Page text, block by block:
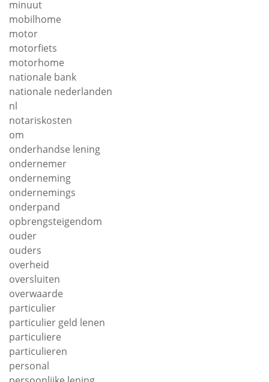
minuut
mobilhome
motor
motorfiets
motorhome
nationale bank
nationale nederlanden
nl
notariskosten
om
onderhandse lening
ondernemer
onderneming
ondernemings
onderpand
opbrengsteigendom
ouder
ouders
overheid
oversluiten
overwaarde
particulier
particulier geld lenen
particuliere
particulieren
personal